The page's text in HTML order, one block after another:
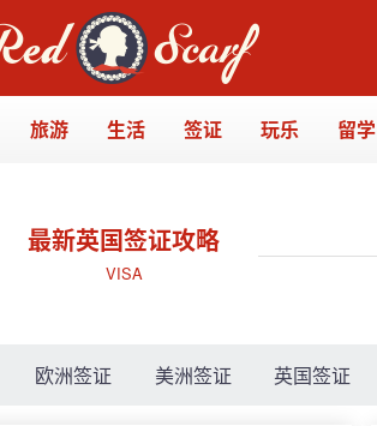
旅游 生活 签证 玩乐 留学
最新英国签证攻略
VISA
欧洲签证 美洲签证 英国签证